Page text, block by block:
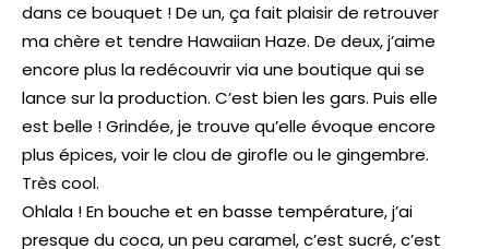
dans ce bouquet ! De un, ça fait plaisir de retrouver
ma chère et tendre Hawaiian Haze. De deux, j’aime
encore plus la redécouvrir via une boutique qui se
lance sur la production. C’est bien les gars. Puis elle
est belle ! Grindée, je trouve qu’elle évoque encore
plus épices, voir le clou de girofle ou le gingembre.
Très cool.
Ohlala ! En bouche et en basse température, j’ai
presque du coca, un peu caramel, c’est sucré, c’est